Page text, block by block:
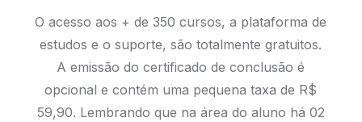
O acesso aos + de 350 cursos, a plataforma de
estudos e o suporte, são totalmente gratuitos.
A emissão do certificado de conclusão é
opcional e contém uma pequena taxa de R$
59,90. Lembrando que na área do aluno há 02